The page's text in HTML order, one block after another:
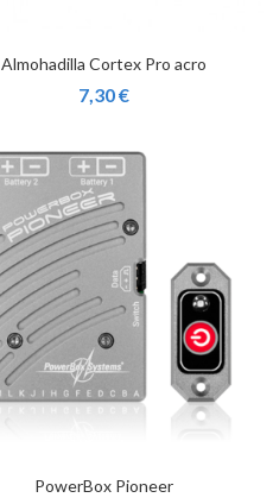
Almohadilla Cortex Pro acro
7,30 €
PowerBox Pioneer